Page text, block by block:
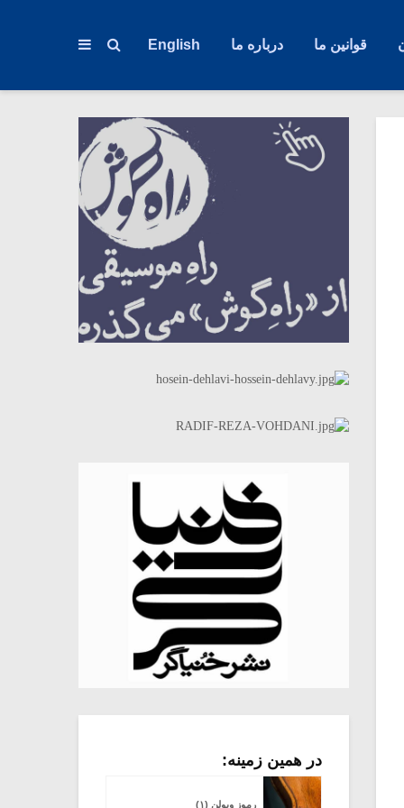
قوانین ما درباره ما English
در همین زمینه:
رموز ویولن (۱)
میکلوش روژا